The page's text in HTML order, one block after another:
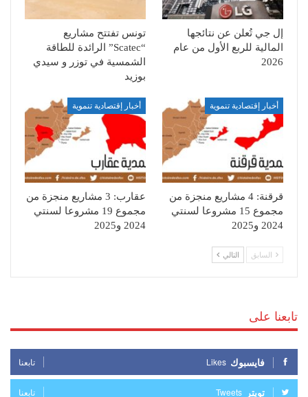
إل جي تُعلن عن نتائجها
المالية للربع الأول من عام
2026
تونس تفتتح مشاريع
“Scatec” الرائدة للطاقة
الشمسية في توزر و سيدي
بوزيد
أخبار إقتصادية تنموية
قرقنة: 4 مشاريع منجزة من
مجموع 15 مشروعا لسنتي
2024 و2025
أخبار إقتصادية تنموية
عقارب: 3 مشاريع منجزة من
مجموع 19 مشروعا لسنتي
2024 و2025
السابق التالي
تابعنا على
فايسبوك Likes تابعنا
تويتر Tweets تابعنا